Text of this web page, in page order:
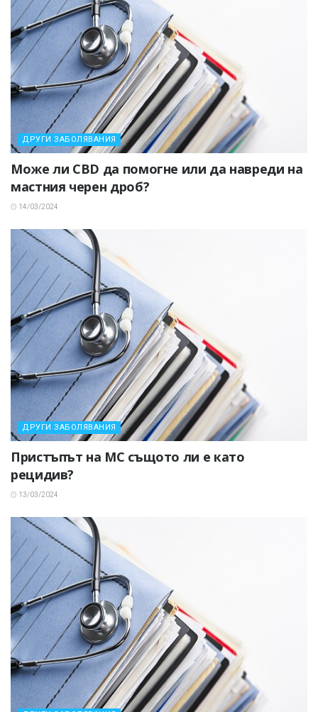
ДРУГИ ЗАБОЛЯВАНИЯ
Може ли CBD да помогне или да навреди на
мастния черен дроб?
14/03/2024
ДРУГИ ЗАБОЛЯВАНИЯ
Пристъпът на МС същото ли е като
рецидив?
13/03/2024